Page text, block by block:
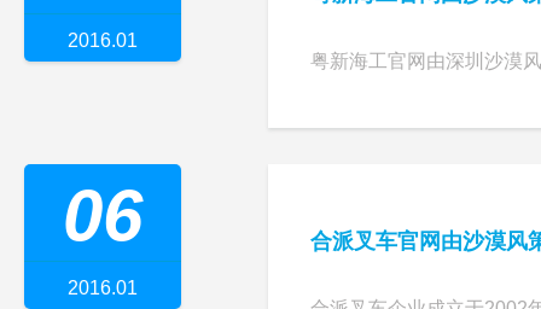
粤新海工官网由深圳沙漠
2016.01
合派叉车官网由沙漠风
06
2016.01